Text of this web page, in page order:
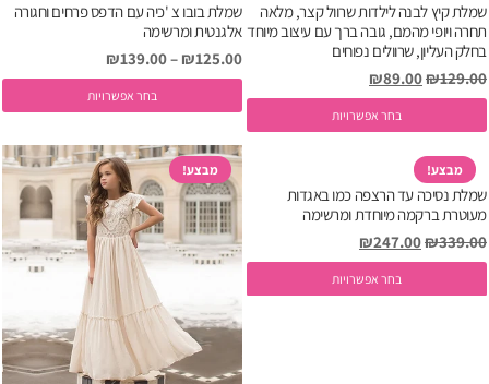
מספר
סוגים.
ניתן
האפשרויות
בעמוד
המוצר
שמלת קיץ לבנה לילדות שרוול קצר, מלאה
תחרה ויופי מהמם, גובה ברך עם עיצוב מיוחד
בחלק העליון, שרוולים נפוחים
₪129.00
המחיר
המקורי
היה:
₪129.00.
₪89.00
הנוכחי
הוא:
בחר אפשרויות
למוצר
יש
מספר
סוגים.
ניתן
את
האפשרויות
שמלת בובו צ 'כיה עם הדפס פרחים וחגורה
אלגנטית ומרשימה
₪125.00
–
₪139.00
בחר אפשרויות
מבצע!
שמלת נסיכה עד הרצפה כמו באגדות
מעוטרת ברקמה מיוחדת ומרשימה
₪339.00
המחיר
המקורי
היה:
₪247.00
הנוכחי
הוא:
בחר אפשרויות
זה
יש
מבצע!